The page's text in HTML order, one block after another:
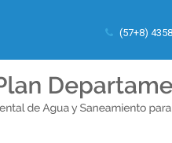
(57+8)